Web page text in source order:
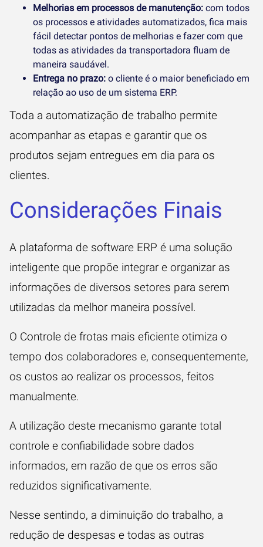
Melhorias em processos de manutenção: com todos
os processos e atividades automatizados, fica mais
fácil detectar pontos de melhorias e fazer com que
todas as atividades da transportadora fluam de
maneira saudável.
Entrega no prazo: o cliente é o maior beneficiado em
relação ao uso de um sistema ERP.
Toda a automatização de trabalho permite
acompanhar as etapas e garantir que os
produtos sejam entregues em dia para os
clientes.
Considerações Finais
A plataforma de software ERP é uma solução
inteligente que propõe integrar e organizar as
informações de diversos setores para serem
utilizadas da melhor maneira possível.
O Controle de frotas mais eficiente otimiza o
tempo dos colaboradores e, consequentemente,
os custos ao realizar os processos, feitos
manualmente.
A utilização deste mecanismo garante total
controle e confiabilidade sobre dados
informados, em razão de que os erros são
reduzidos significativamente.
Nesse sentindo, a diminuição do trabalho, a
redução de despesas e todas as outras